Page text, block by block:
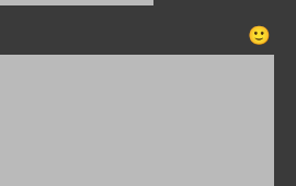
🙂